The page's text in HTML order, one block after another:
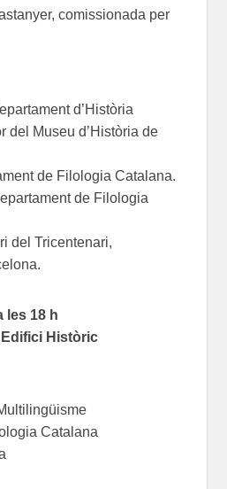
comissionada per
d’Història
del Museu d’Història de
de Filologia Catalana.
de Filologia
del Tricentenari,
les 18 h
Històric
Catalana